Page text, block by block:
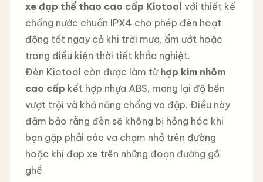
xe đạp thể thao cao cấp Kiotool với thiết kế
chống nước chuẩn IPX4 cho phép đèn hoạt
động tốt ngay cả khi trời mưa, ẩm ướt hoặc
trong điều kiện thời tiết khắc nghiệt.
Đèn Kiotool còn được làm từ hợp kim nhôm
cao cấp kết hợp nhựa ABS, mang lại độ bền
vượt trội và khả năng chống va đập. Điều này
đảm bảo rằng đèn sẽ không bị hỏng hóc khi
bạn gặp phải các va chạm nhỏ trên đường
hoặc khi đạp xe trên những đoạn đường gồ
ghề.